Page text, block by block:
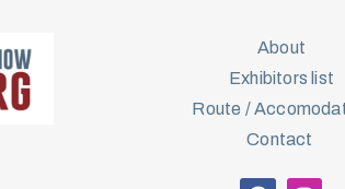
About
Exhibitors list
Route /
Contact